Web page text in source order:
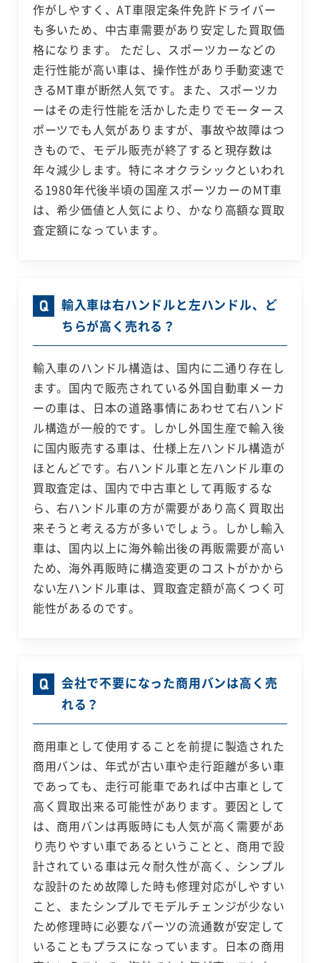
作がしやすく、AT車限定条件免許ドライバー
も多いため、中古車需要があり安定した買取価
格になります。 ただし、スポーツカーなどの
走行性能が高い車は、操作性があり手動変速で
きるMT車が断然人気です。また、スポーツカ
ーはその走行性能を活かした走りでモータース
ポーツでも人気がありますが、事故や故障はつ
きもので、モデル販売が終了すると現存数は
年々減少します。特にネオクラシックといわれ
る1980年代後半頃の国産スポーツカーのMT車
は、希少価値と人気により、かなり高額な買取
査定額になっています。
輸入車は右ハンドルと左ハンドル、ど
ちらが高く売れる？
輸入車のハンドル構造は、国内に二通り存在し
ます。国内で販売されている外国自動車メーカ
ーの車は、日本の道路事情にあわせて右ハンド
ル構造が一般的です。しかし外国生産で輸入後
に国内販売する車は、仕様上左ハンドル構造が
ほとんどです。右ハンドル車と左ハンドル車の
買取査定は、国内で中古車として再販するな
ら、右ハンドル車の方が需要があり高く買取出
来そうと考える方が多いでしょう。しかし輸入
車は、国内以上に海外輸出後の再販需要が高い
ため、海外再販時に構造変更のコストがかから
ない左ハンドル車は、買取査定額が高くつく可
能性があるのです。
会社で不要になった商用バンは高く売
れる？
商用車として使用することを前提に製造された
商用バンは、年式が古い車や走行距離が多い車
であっても、走行可能車であれば中古車として
高く買取出来る可能性があります。要因として
は、商用バンは再販時にも人気が高く需要があ
り売りやすい車であるということと、商用で設
計されている車は元々耐久性が高く、シンプル
な設計のため故障した時も修理対応がしやすい
こと、またシンプルでモデルチェンジが少ない
ため修理時に必要なパーツの流通数が安定して
いることもプラスになっています。日本の商用